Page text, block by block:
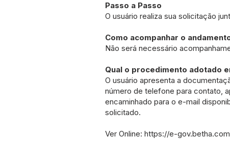
Passo a Passo
O usuário realiza sua solicitação
Como acompanhar o
Não será necessário
Qual o procedimento adotado
O usuário apresenta a
número de telefone para contato,
encaminhado para o e-mail
solicitado.
Ver Online: https://e-